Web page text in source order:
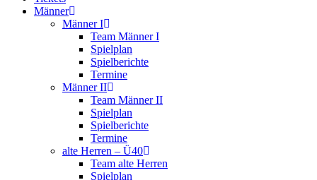
Männer
Männer I
Team Männer I
Spielplan
Spielberichte
Termine
Männer II
Team Männer II
Spielplan
Spielberichte
Termine
alte Herren – Ü40
Team alte Herren
Spielplan